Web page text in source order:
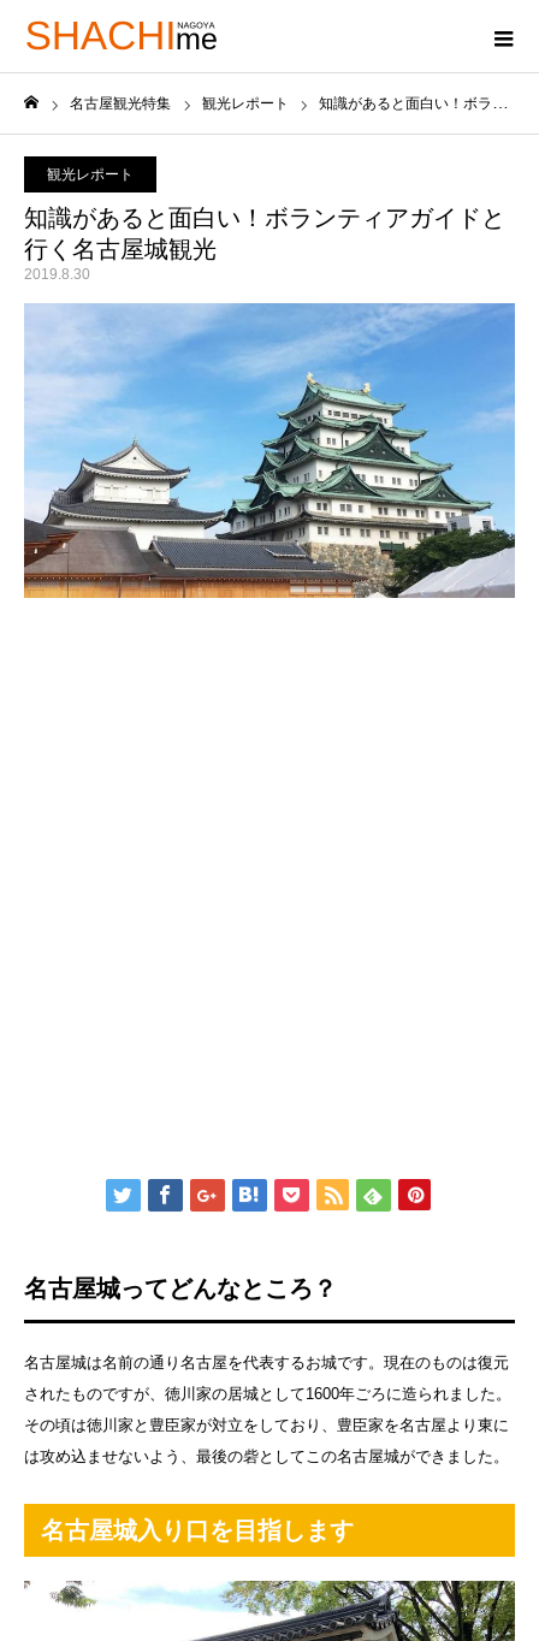
名古屋観光特集 観光レポート 知識があると面白い！ボランティアガイドと行く名古屋城観光
観光レポート
知識があると面白い！ボランティアガイドと
行く名古屋城観光
2019.8.30
名古屋城ってどんなところ？
名古屋城は名前の通り名古屋を代表するお城です。現在のものは復元
されたものですが、徳川家の居城として1600年ごろに造られました。
その頃は徳川家と豊臣家が対立をしており、豊臣家を名古屋より東に
は攻め込ませないよう、最後の砦としてこの名古屋城ができました。
名古屋城入り口を目指します